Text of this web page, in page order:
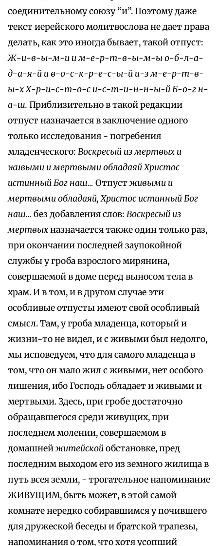
соединительному союзу “и”. Поэтому даже
текст иерейского молитвослова не дает права
делать, как это иногда бывает, такой отпуст:
Ж-и-в-ы-м-и и м-е-р-т-в-ы-м-ы о-б-л-а-
д-а-я-й и в-о-с-к-р-е-с-ы-й и-з м-е-р-т-в-
ы-х Х-р-и-с-т-о-с и-с-т-и-н-н-ы-й Б-о-г н-
а-ш. Приблизительно в такой редакции
отпуст назначается в заключение одного
только исследования - погребения
младенческого: Воскресый из мертвых и
живыми и мертвыми обладаяй Христос
истинный Бог наш… Отпустживыми и
мертвыми обладаяй, Христос истинный Бог
наш… без добавления слов: Воскресый из
мертвыхназначается также один только раз,
при окончании последней заупокойной
службы у гроба взрослого мирянина,
совершаемой в доме перед выносом тела в
храм. И в том, и в другом случае эти
особливые отпусты имеют свой особливый
смысл. Там, у гроба младенца, который и
жизни-то не видел, и с живыми был недолго,
мы исповедуем, что для самого младенца в
том, что он мало жил с живыми, нет особого
лишения, ибо Господь обладает и живыми и
мертвыми. Здесь, при гробе достаточно
обращавшегося среди живущих, при
последнем молении, совершаемом в
домашнейжитейскойобстановке, пред
последним выходом его из земного жилища в
путь всея земли, - трогательное напоминание
ЖИВУЩИМ, быть может, в этой самой
комнате нередко собиравшимся у почившего
для дружеской беседы и братской трапезы,
напоминания о том, что хотя усопший